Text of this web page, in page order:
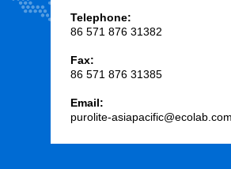
Telephone:
86 571 876 31382
Fax:
86 571 876 31385
Email:
purolite-asiapacific@ecolab.com